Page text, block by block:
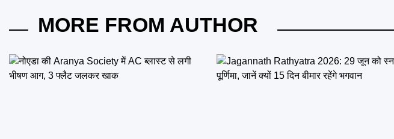
MORE FROM AUTHOR